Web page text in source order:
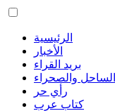
الرئيسية
الأخبار
بريد القراء
الساحل والصحراء
رأي حر
كتاب عرب